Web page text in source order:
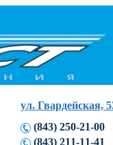
ул. Гвардейская,
(843) 250-21-00
(843) 211-11-41